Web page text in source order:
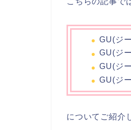
GU(ジ
GU(ジ
GU(ジ
GU(ジ
についてご紹介